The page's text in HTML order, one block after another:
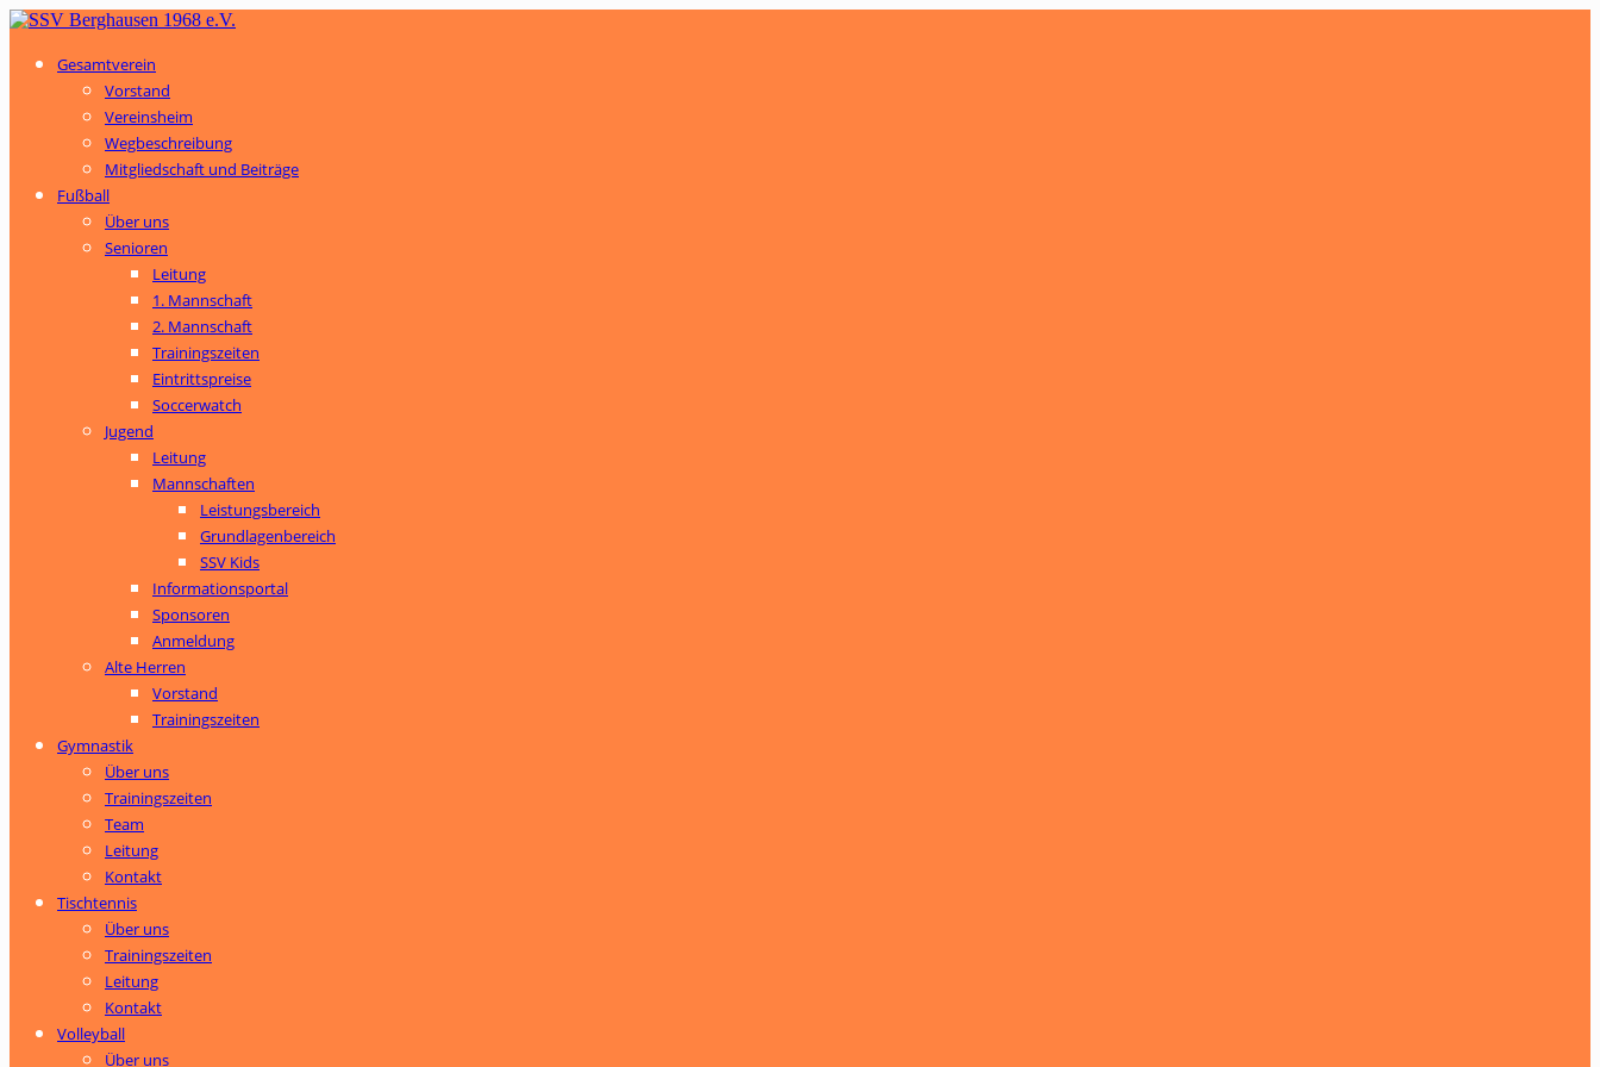
Gesamtverein
Vorstand
Vereinsheim
Wegbeschreibung
Mitgliedschaft und Beiträge
Fußball
Über uns
Senioren
Leitung
1. Mannschaft
2. Mannschaft
Trainingszeiten
Eintrittspreise
Soccerwatch
Jugend
Leitung
Mannschaften
Leistungsbereich
Grundlagenbereich
SSV Kids
Informationsportal
Sponsoren
Anmeldung
Alte Herren
Vorstand
Trainingszeiten
Gymnastik
Über uns
Trainingszeiten
Team
Leitung
Kontakt
Tischtennis
Über uns
Trainingszeiten
Leitung
Kontakt
Volleyball
Über uns